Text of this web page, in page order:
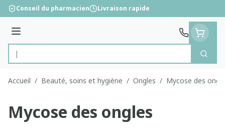
Aller au contenu
Conseil du pharmacien Livraison rapide
Menu
Rechercher
Accueil / Beauté, soins et hygiène / Ongles / Mycose des
Mycose des ongles